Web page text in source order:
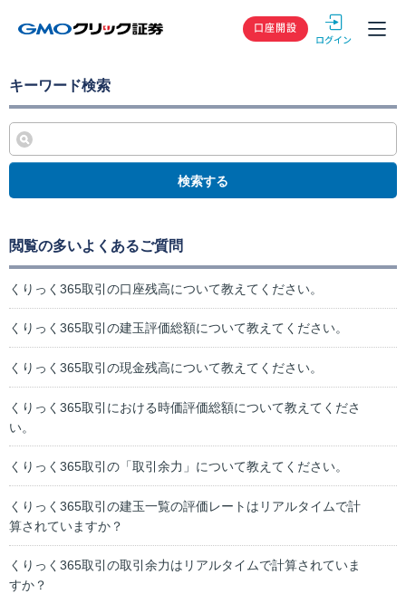
GMOクリック
口座開設
キーワード検索
検索する
閲覧の多いよくあるご質問
くりっく365取引の口座残高について教えてください。
くりっく365取引の建玉評価総額について教えてください。
くりっく365取引の現金残高について教えてください。
くりっく365取引における時価評価総額について教えてくださ
い。
くりっく365取引の「取引余力」について教えてください。
くりっく365取引の建玉一覧の評価レートはリアルタイムで計
算されていますか？
くりっく365取引の取引余力はリアルタイムで計算されていま
すか？